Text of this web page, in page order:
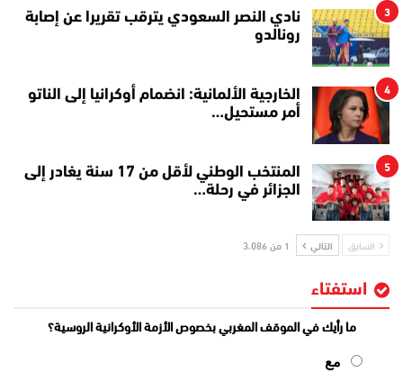
3
نادي النصر السعودي يترقب تقريرا عن إصابة
رونالدو
4
الخارجية الألمانية: انضمام أوكرانيا إلى الناتو
أمر مستحيل…
5
المنتخب الوطني لأقل من 17 سنة يغادر إلى
الجزائر في رحلة…
السابق التالي 1 من 3٬086
استفتاء
ما رأيك في الموقف المغربي بخصوص الأزمة الأوكرانية الروسية؟
مع